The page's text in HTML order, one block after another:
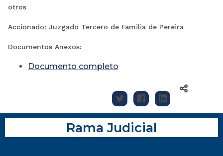
otros
Accionado: Juzgado Tercero de Familia de Pereira
Documentos Anexos:
Documento completo
Rama Judicial